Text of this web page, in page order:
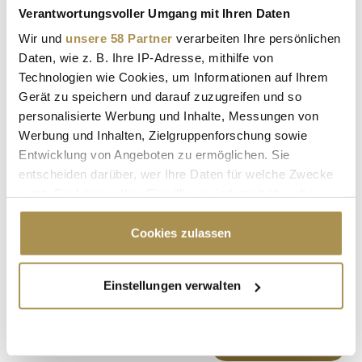
Verantwortungsvoller Umgang mit Ihren Daten
Wir und unsere 58 Partner verarbeiten Ihre persönlichen
Daten, wie z. B. Ihre IP-Adresse, mithilfe von
Technologien wie Cookies, um Informationen auf Ihrem
Gerät zu speichern und darauf zuzugreifen und so
personalisierte Werbung und Inhalte, Messungen von
Werbung und Inhalten, Zielgruppenforschung sowie
Entwicklung von Angeboten zu ermöglichen. Sie
entscheiden darüber, wer Ihre Daten für welche Zwecke
Cookie-Erklärung oder durch Klicken auf das Privacy
Trigger Symbol ändern oder widerrufen
Informationen über Ihre geografische Lage
erfassen, welche bis auf einige Meter genau sein
Cookies zulassen
Einstellungen verwalten
Sicherheitscode bestätigen: